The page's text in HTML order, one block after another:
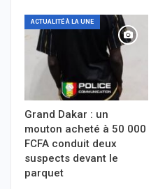
ACTUALITÉ À LA UNE
Grand Dakar : un
mouton acheté à 50 000
FCFA conduit deux
suspects devant le
parquet